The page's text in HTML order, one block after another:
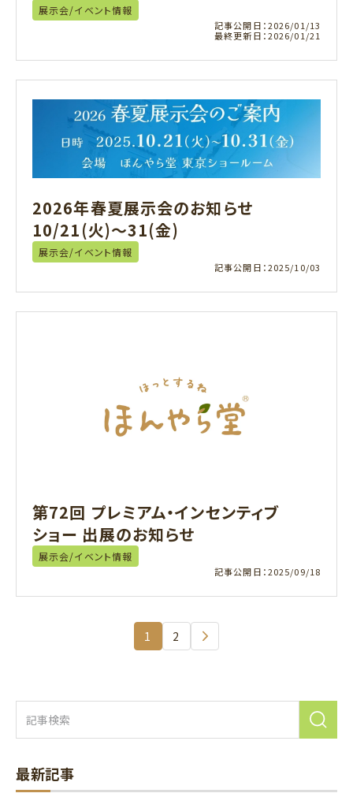
展示会/イベント情報
記事公開日：2026/01/13
最終更新日：2026/01/21
2026年春夏展示会のお知らせ
10/21(火)～31(金)
展示会/イベント情報
記事公開日：2025/10/03
第72回 プレミアム・インセンティブ
ショー 出展のお知らせ
展示会/イベント情報
記事公開日：2025/09/18
1ページ目
2ページ目
次へ
最新記事